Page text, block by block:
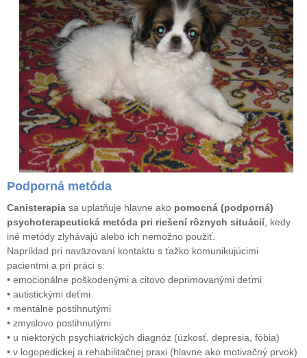
Podporná metóda
Canisterapia sa uplatňuje hlavne ako pomocná (podporná)
psychoterapeutická metóda pri riešení rôznych situácií , kedy
iné metódy zlyhávajú alebo ich nemožno použiť.
Napríklad pri naväzovaní kontaktu s ťažko komunikujúcimi
pacientmi a pri práci s:
• emocionálne poškodenými a citovo deprimovanými deťmi
• autistickými deťmi
• mentálne postihnutými
• zmyslovo postihnutými
• u niektorých psychiatrických diagnóz (úzkosť, depresia, fóbia)
• v logopedickej a rehabilitačnej praxi (hlavne ako motivačný prvok)